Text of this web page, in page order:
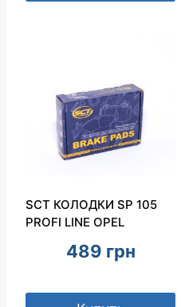
SCT КОЛОДКИ SP 105
PROFI LINE OPEL
489 грн